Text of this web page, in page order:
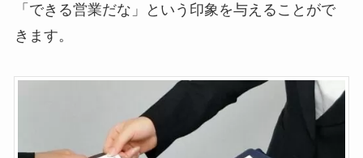
「できる営業だな」という印象を与えることがで
きます。